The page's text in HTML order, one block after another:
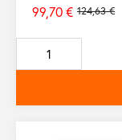
Prix
de
base
124,63 €
99,70 €